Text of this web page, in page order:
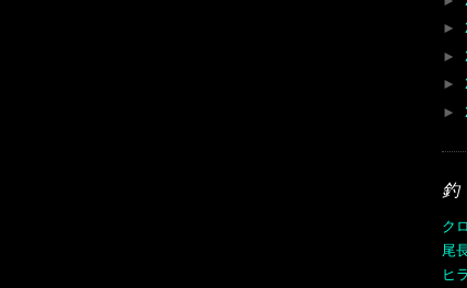
►
►
►
►
釣
クロ
尾
ヒ